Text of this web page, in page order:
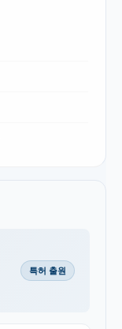
특허 출원